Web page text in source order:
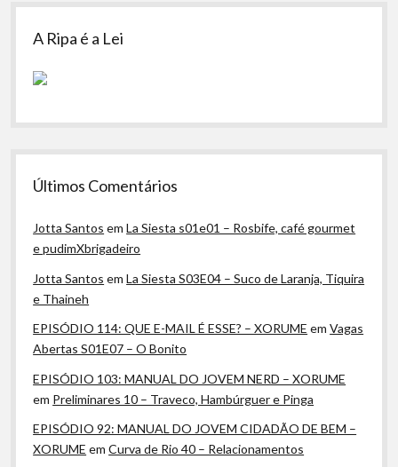
A Ripa é a Lei
Últimos Comentários
Jotta Santos emLa Siesta s01e01 – Rosbife, café gourmet
e pudimXbrigadeiro
Jotta Santos emLa Siesta S03E04 – Suco de Laranja, Tiquira
e Thaineh
EPISÓDIO 114: QUE E-MAIL É ESSE? – XORUME emVagas
Abertas S01E07 – O Bonito
EPISÓDIO 103: MANUAL DO JOVEM NERD – XORUME
em Preliminares 10 – Traveco, Hambúrguer e Pinga
EPISÓDIO 92: MANUAL DO JOVEM CIDADÃO DE BEM –
XORUME emCurva de Rio 40 – Relacionamentos